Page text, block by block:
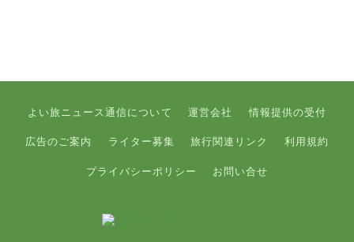
よい旅ニュース通信について 運営会社 情報提供の受付
広告のご案内 ライター募集 旅行関連リンク 利用規約
プライバシーポリシー お問い合せ